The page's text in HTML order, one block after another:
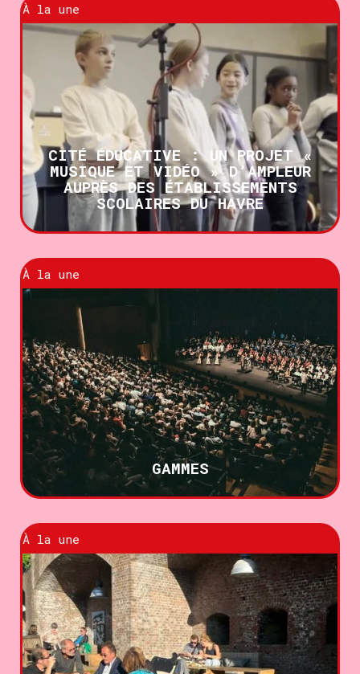
À la une
CITÉ ÉDUCATIVE : UN PROJET «
MUSIQUE ET VIDÉO » D’AMPLEUR
AUPRÈS DES ÉTABLISSEMENTS
SCOLAIRES DU HAVRE
À la une
GAMMES
À la une